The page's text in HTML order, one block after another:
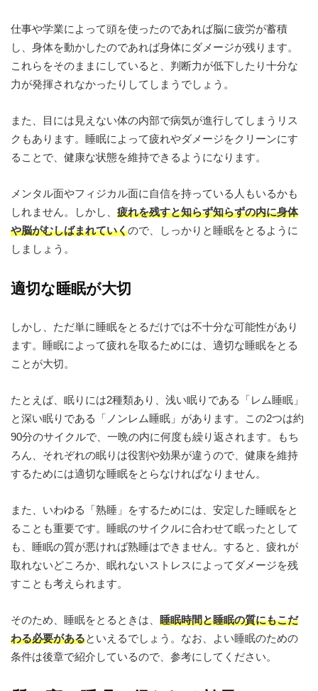
仕事や学業によって頭を使ったのであれば脳に疲労が蓄積
し、身体を動かしたのであれば身体にダメージが残ります。
これらをそのままにしていると、判断力が低下したり十分な
力が発揮されなかったりしてしまうでしょう。
また、目には見えない体の内部で病気が進行してしまうリス
クもあります。睡眠によって疲れやダメージをクリーンにす
ることで、健康な状態を維持できるようになります。
メンタル面やフィジカル面に自信を持っている人もいるかも
しれません。しかし、 疲れを残すと知らず知らずの内に身体
や脳がむしばまれていくので、しっかりと睡眠をとるように
しましょう。
適切な睡眠が大切
しかし、ただ単に睡眠をとるだけでは不十分な可能性があり
ます。睡眠によって疲れを取るためには、適切な睡眠をとる
ことが大切。
たとえば、眠りには2種類あり、浅い眠りである「レム睡眠」
と深い眠りである「ノンレム睡眠」があります。この2つは約
90分のサイクルで、一晩の内に何度も繰り返されます。もち
ろん、それぞれの眠りは役割や効果が違うので、健康を維持
するためには適切な睡眠をとらなければなりません。
また、いわゆる「熟睡」をするためには、安定した睡眠をと
ることも重要です。睡眠のサイクルに合わせて眠ったとして
も、睡眠の質が悪ければ熟睡はできません。すると、疲れが
取れないどころか、眠れないストレスによってダメージを残
すことも考えられます。
そのため、睡眠をとるときは、 睡眠時間と睡眠の質にもこだ
わる必要があるといえるでしょう。なお、よい睡眠のための
条件は後章で紹介しているので、参考にしてください。